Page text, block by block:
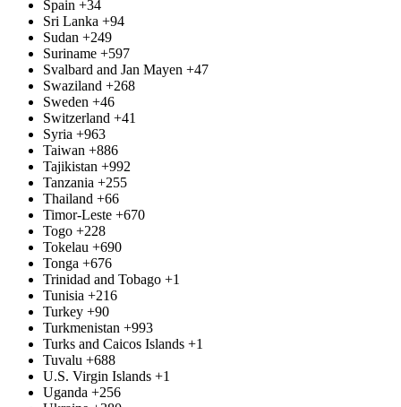
Spain +34
Sri Lanka +94
Sudan +249
Suriname +597
Svalbard and Jan Mayen +47
Swaziland +268
Sweden +46
Switzerland +41
Syria +963
Taiwan +886
Tajikistan +992
Tanzania +255
Thailand +66
Timor-Leste +670
Togo +228
Tokelau +690
Tonga +676
Trinidad and Tobago +1
Tunisia +216
Turkey +90
Turkmenistan +993
Turks and Caicos Islands +1
Tuvalu +688
U.S. Virgin Islands +1
Uganda +256